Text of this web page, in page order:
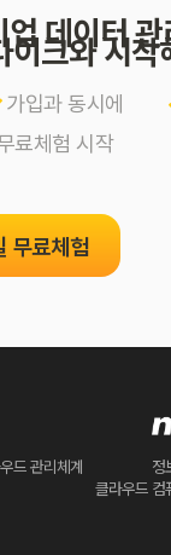
업 데이터 관
이크와 시작
가입과 동시에
료체험 시작
무료체험
드 관리체계
정
클라우드 컴